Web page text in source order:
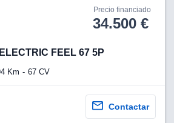
Precio financiado
34.500 €
FEEL 67 5P
Km 67 CV
Contactar